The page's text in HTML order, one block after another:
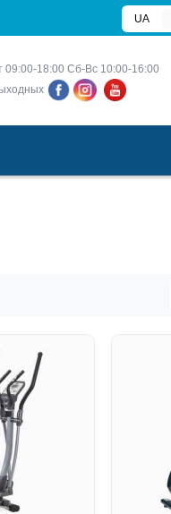
UA
09:00-18:00 Сб-Вс 10:00-16:00